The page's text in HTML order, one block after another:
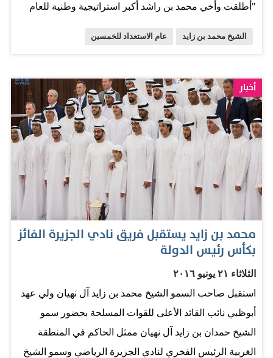
ويتمتع بالجرأة والحكمة في اتخاذ القرار،…
"أطلقت وأخي محمد بن راشد أكبر استراتيجية وطنية للعام
والتنموية المتسارعة لنكون الأفضل عالمياً خلال خمسين عاما
قادمة". وأكد سموه على أن عام الاستعداد للخمسين يقتضي
تضافر كل الجهود المجتمعية لدفع عجلة التنمية واستدامتها،
وقال: "عام الاستعداد للخمسين، يقتضي تضافر كل الجهود
المجتمعية لدفع عجلة التنمية واستدامتها، وتحقيق طموحاتنا
وتطلعاتنا إلى مستقبل أفضل لإماراتنا. نستمد قوتنا من عمقنا
التاريخي ومن نهج آبائنا المؤسسين، ومن قوة وعزيمة أبناء
الوطن". وشدد سموه على ضرورة تهيئة قطاعات الدولة
لمرحلة ما بعد النفط، وأضاف: "في الخمسين عاما المقبلة..
نهيئ كل قطاعات الدولة لمرحلة ما بعد النفط، ونبني اقتصادا
معرفيا حقيقيا أساسه الابتكار والإبداع والعلوم الحديثة، ونضع
بصمتنا في مسيرة الحضارة الإنسانية، ونشيد الأسس القوية
لاستدامة التنمية للأجيال القادمة". المصدر: البيان
الشيخ محمد بن زايد عام الاستعداد للخمسين
أخبار
محمد بن زايد يستقبل فريق نادي الجزيرة الفائز
بكأس رئيس الدولة
الثلاثاء ٢١ يونيو ٢٠١٦
استقبل صاحب السمو الشيخ محمد بن زايد آل نهيان ولي عهد
أبوظبي نائب القائد الأعلى للقوات المسلحة بحضور سمو
الشيخ حمدان بن زايد آل نهيان ممثل الحاكم في المنطقة
الغربية الرئيس الفخري لنادي الجزيرة الرياضي وسمو الشيخ